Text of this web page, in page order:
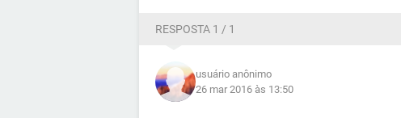
RESPOSTA 1 / 1
usuário anônimo
26 mar 2016 às 13:50